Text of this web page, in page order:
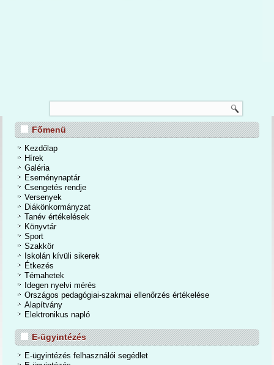
TANÉVZÁRÓ
Iskola és Alapfokú Művészeti Iskolában 2026. június 24-én a tanévzáró
is befejeződött a 2025/2026-os tanév. Egy mozgalmas, eseményekben
zártunk. A kihívások mellett számtalan élmények, közös programok,
tanulmányi eredmények tették igazán emlékezetessé a tanévet.
Főmenü
Kezdőlap
Hírek
Galéria
Eseménynaptár
Csengetés rendje
Versenyek
Diákönkormányzat
Tanév értékelések
Könyvtár
Sport
Szakkör
Iskolán kívüli sikerek
Étkezés
Témahetek
Idegen nyelvi mérés
Országos pedagógiai-szakmai ellenőrzés értékelése
Alapítvány
Elektronikus napló
E-ügyintézés
E-ügyintézés felhasználói segédlet